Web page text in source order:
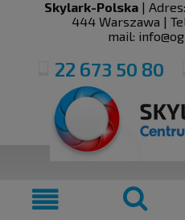
Skylark-Polska | Adres:
444 Warszawa |
mail:
22 673 50 80